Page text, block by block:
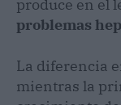
produce en el
problemas
La diferencia
mientras la